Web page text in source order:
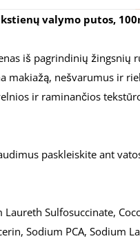
valymo putos,
iš pagrindinių
makiažą, nešvarumus ir
ir raminančios
paskleiskite ant
Sulfosuccinate,
Sodium PCA, Sodium